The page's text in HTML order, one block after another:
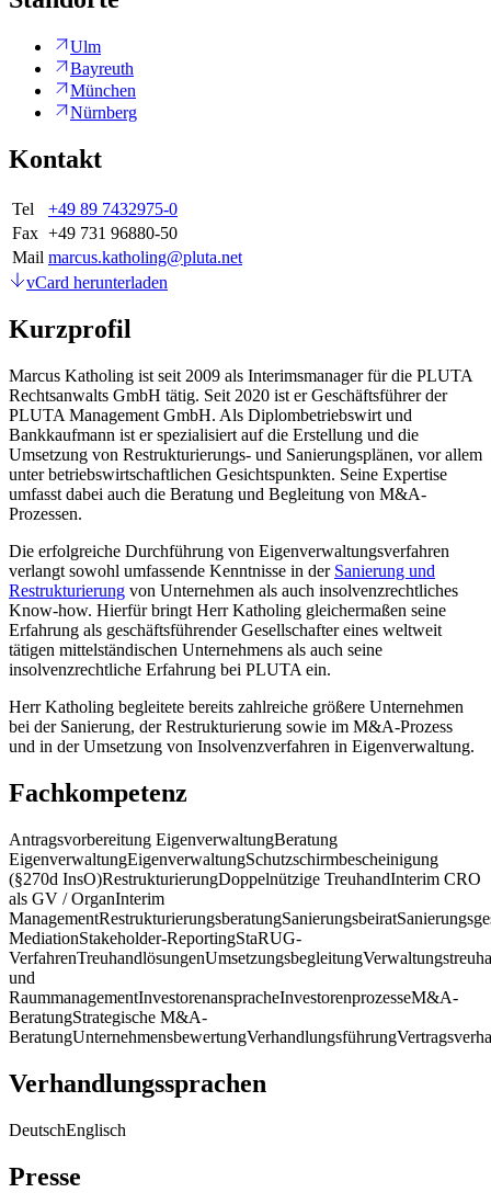
Ulm
Bayreuth
München
Nürnberg
Kontakt
Tel
+49 89 7432975-0
Fax +49 731 96880-50
Mail marcus.katholing@pluta.net
vCard herunterladen
Kurzprofil
Marcus Katholing ist seit 2009 als Interimsmanager für die PLUTA
Rechtsanwalts GmbH tätig. Seit 2020 ist er Geschäftsführer der
PLUTA Management GmbH. Als Diplombetriebswirt und
Bankkaufmann ist er spezialisiert auf die Erstellung und die
Umsetzung von Restrukturierungs- und Sanierungsplänen, vor allem
unter betriebswirtschaftlichen Gesichtspunkten. Seine Expertise
umfasst dabei auch die Beratung und Begleitung von M&A-
Prozessen.
Die erfolgreiche Durchführung von Eigenverwaltungsverfahren
verlangt sowohl umfassende Kenntnisse in der Sanierung und
Restrukturierung von Unternehmen als auch insolvenzrechtliches
Know-how. Hierfür bringt Herr Katholing gleichermaßen seine
Erfahrung als geschäftsführender Gesellschafter eines weltweit
tätigen mittelständischen Unternehmens als auch seine
insolvenzrechtliche Erfahrung bei PLUTA ein.
Herr Katholing begleitete bereits zahlreiche größere Unternehmen
bei der Sanierung, der Restrukturierung sowie im M&A-Prozess
und in der Umsetzung von Insolvenzverfahren in Eigenverwaltung.
Fachkompetenz
Antragsvorbereitung EigenverwaltungBeratung
EigenverwaltungEigenverwaltungSchutzschirmbescheinigung
(§270d InsO)RestrukturierungDoppelnützige TreuhandInterim CRO
als GV / OrganInterim
ManagementRestrukturierungsberatungSanierungsbeirat
MediationStakeholder-ReportingStaRUG-
VerfahrenTreuhandlösungenUmsetzungsbegleitung
und
RaummanagementInvestorenanspracheInvestorenprozesseM&A-
BeratungStrategische M&A-
BeratungUnternehmensbewertungVerhandlungsführung
Verhandlungssprachen
DeutschEnglisch
Presse